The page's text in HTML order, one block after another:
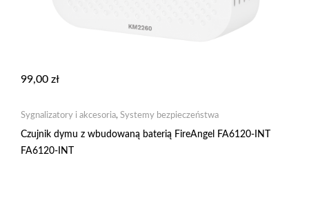
99,00 zł
Sygnalizatory i akcesoria, Systemy bezpieczeństwa
Czujnik dymu z wbudowaną baterią FireAngel FA6120-INT
FA6120-INT